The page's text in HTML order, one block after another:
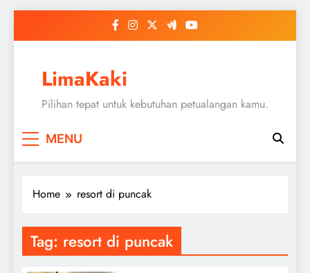
LimaKaki
Pilihan tepat untuk kebutuhan petualangan kamu.
MENU
Home resort di puncak
Tag: resort di puncak